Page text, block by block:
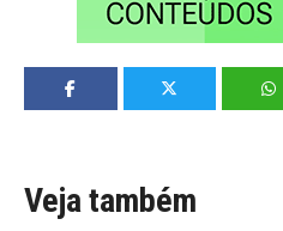
Veja também